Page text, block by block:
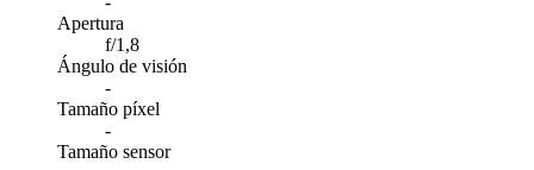
Apertura
f/1,8
Ángulo de visión
-
Tamaño píxel
-
Tamaño sensor